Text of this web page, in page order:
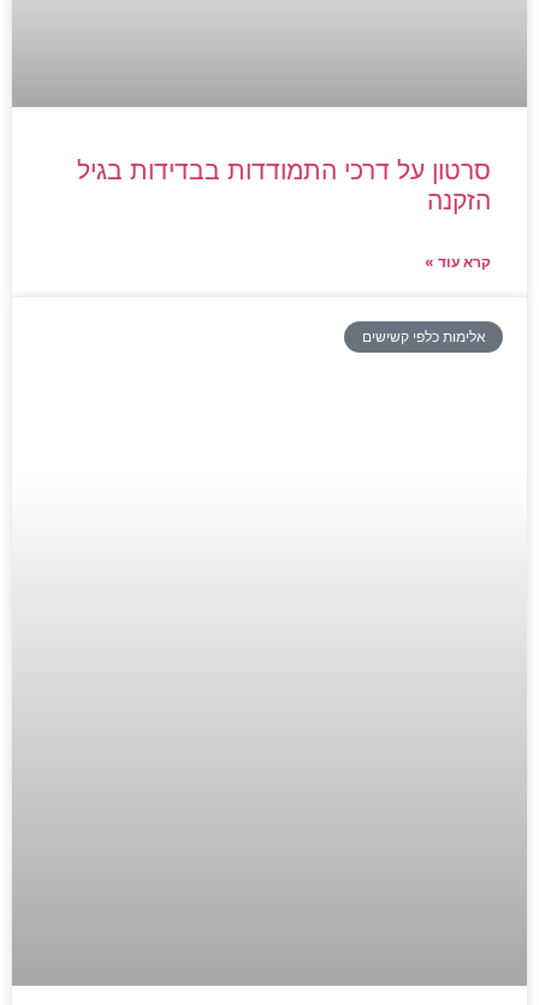
סרטון על דרכי התמודדות בבדידות בגיל
הזקנה
קרא עוד »
אלימות כלפי קשישים